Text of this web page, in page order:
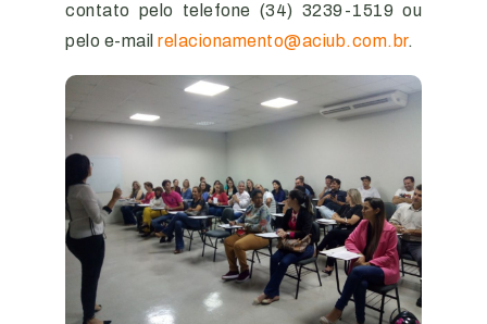
contato pelo telefone (34) 3239-1519 ou
pelo e-mail relacionamento@aciub.com.br.